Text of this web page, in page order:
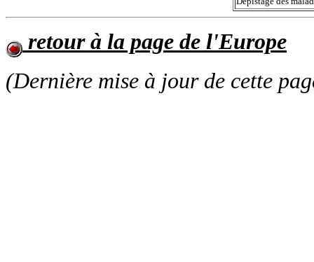
retour à la page de l'Europe
(Dernière mise à jour de cette